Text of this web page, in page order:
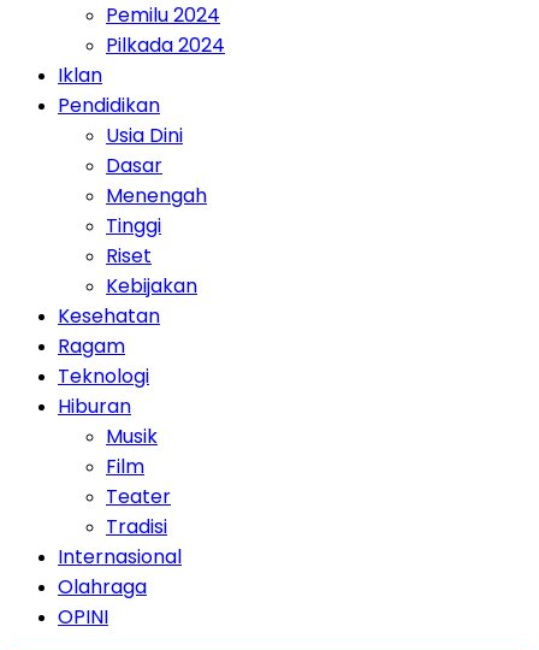
Pemilu 2024
Pilkada 2024
Iklan
Pendidikan
Usia Dini
Dasar
Menengah
Tinggi
Riset
Kebijakan
Kesehatan
Ragam
Teknologi
Hiburan
Musik
Film
Teater
Tradisi
Internasional
Olahraga
OPINI